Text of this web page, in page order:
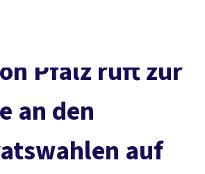
Politik vor Ort
Service
Pfalz ruft zur
an den
auf